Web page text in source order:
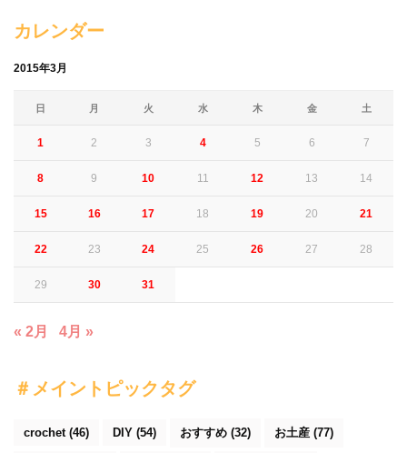
カレンダー
2015年3月
日 月 火 水 木 金 土
1 2 3 4 5 6 7
8 9 10 11 12 13 14
15 16 17 18 19 20 21
22 23 24 25 26 27 28
29 30 31
« 2月 4月 »
＃メイントピックタグ
crochet(46) DIY (54) おすすめ (32) お土産 (77)